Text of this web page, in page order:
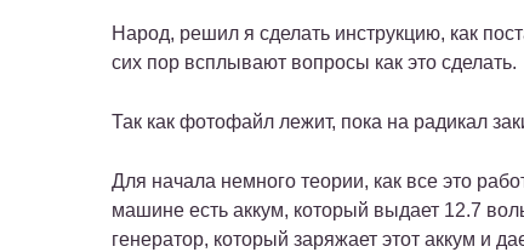
Народ, решил я сделать инструкцию, как
сих пор всплывают вопросы как это сделать.
Так как фотофайл лежит, пока на радикал
Для начала немного теории, как все это
машине есть аккум, который выдает 12.7
генератор, который заряжает этот аккум и